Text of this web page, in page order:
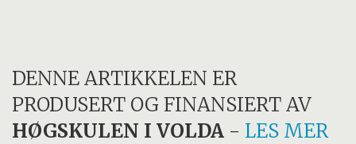
DENNE ARTIKKELEN ER
PRODUSERT OG FINANSIERT AV
HØGSKULEN I VOLDA - LES MER